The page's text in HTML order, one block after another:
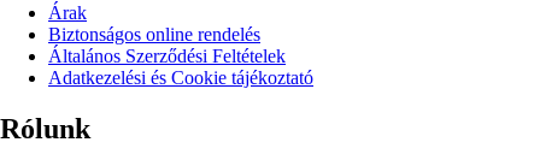
Árak
Biztonságos online rendelés
Általános Szerződési Feltételek
Adatkezelési és Cookie tájékoztató
Rólunk